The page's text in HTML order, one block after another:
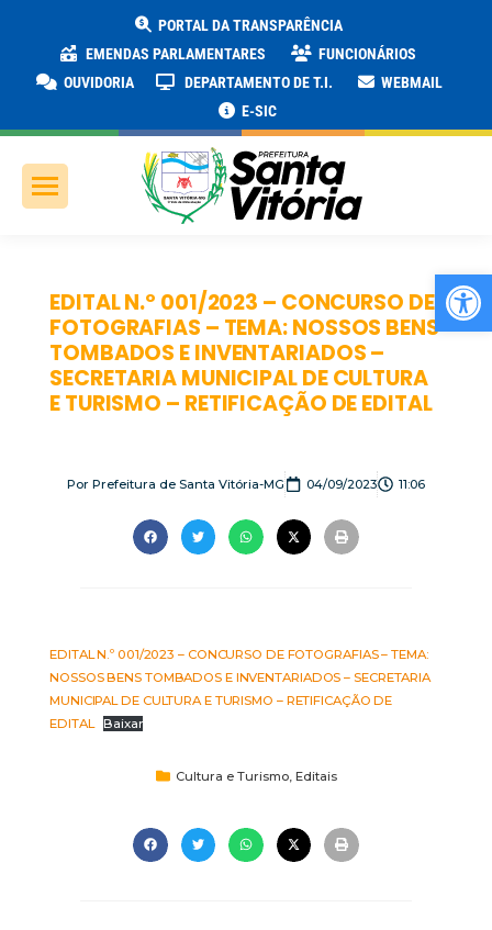
PORTAL DA TRANSPARÊNCIA
EMENDAS PARLAMENTARES
FUNCIONÁRIOS
OUVIDORIA
DEPARTAMENTO DE T.I.
WEBMAIL
E-SIC
EDITAL N.º 001/2023 – CONCURSO DE
FOTOGRAFIAS – TEMA: NOSSOS BENS
TOMBADOS E INVENTARIADOS –
SECRETARIA MUNICIPAL DE CULTURA
E TURISMO – RETIFICAÇÃO DE EDITAL
Por Prefeitura de Santa Vitória-MG 04/09/2023 11:06
EDITAL N.º 001/2023 – CONCURSO DE FOTOGRAFIAS – TEMA:
NOSSOS BENS TOMBADOS E INVENTARIADOS – SECRETARIA
MUNICIPAL DE CULTURA E TURISMO – RETIFICAÇÃO DE
EDITAL
Baixar
Cultura e Turismo, Editais